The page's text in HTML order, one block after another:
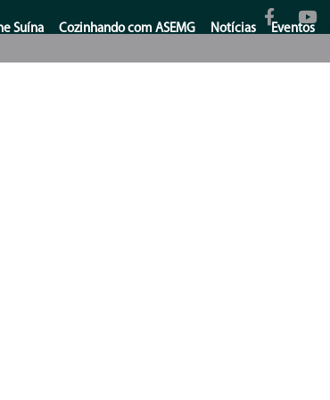
Suína Cozinhando com ASEMG Notícias Eventos